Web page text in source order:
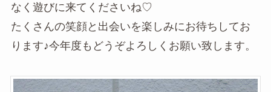
なく遊びに来てくださいね♡
たくさんの笑顔と出会いを楽しみにお待ちしてお
ります♪今年度もどうぞよろしくお願い致します。